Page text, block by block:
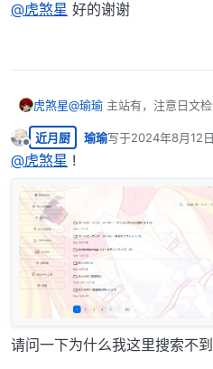
@虎煞星 好的谢谢
虎煞星@瑜瑜 主站有，注意日文
离线
近月厨 瑜瑜写于2024年8月12
最后由 编辑
@虎煞星 !
请问一下为什么我这里搜索不到